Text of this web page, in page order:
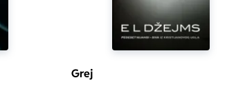
Grej